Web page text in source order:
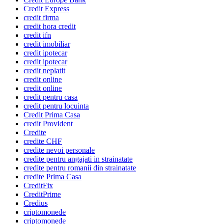
Credit Express
credit firma
credit hora credit
credit ifn
credit imobiliar
credit ipotecar
credit ipotecar
credit neplatit
credit online
credit online
credit pentru casa
credit pentru locuinta
Credit Prima Casa
credit Provident
Credite
credite CHF
credite nevoi personale
credite pentru angajati in strainatate
credite pentru romanii din strainatate
credite Prima Casa
CreditFix
CreditPrime
Credius
criptomonede
criptomonede